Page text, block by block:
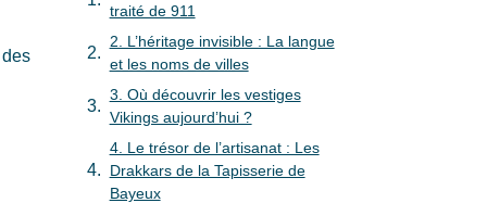
traité de 911
2. L’héritage invisible : La langue
et les noms de villes
3. Où découvrir les vestiges
Vikings aujourd’hui ?
4. Le trésor de l’artisanat : Les
Drakkars de la Tapisserie de
Bayeux